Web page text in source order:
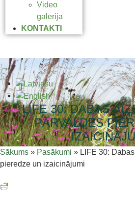
Video
galerija
KONTAKTI
LIFE 30: DABAS
PĀRVALDES
Sākums » Pasākumi » LIFE 30:
pieredze un izaicinājumi